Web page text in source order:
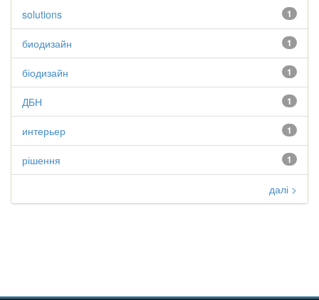
1
solutions
1
биодизайн
1
біодизайн
1
ДБН
1
интерьер
1
рішення
далі >